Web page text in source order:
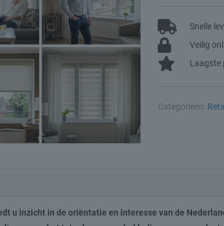
Snelle
Veilig
Laagste
Categorieën:
u inzicht in de oriëntatie en interesse van de